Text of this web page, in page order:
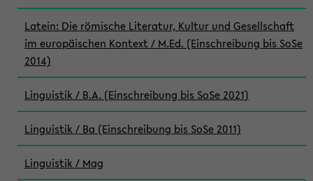
Latein: Die römische Literatur, Kultur und Gesellschaft
im europäischen Kontext / M.Ed. (Einschreibung bis SoSe
2014)
Linguistik / B.A. (Einschreibung bis SoSe 2021)
Linguistik / Ba (Einschreibung bis SoSe 2011)
Linguistik / Mag